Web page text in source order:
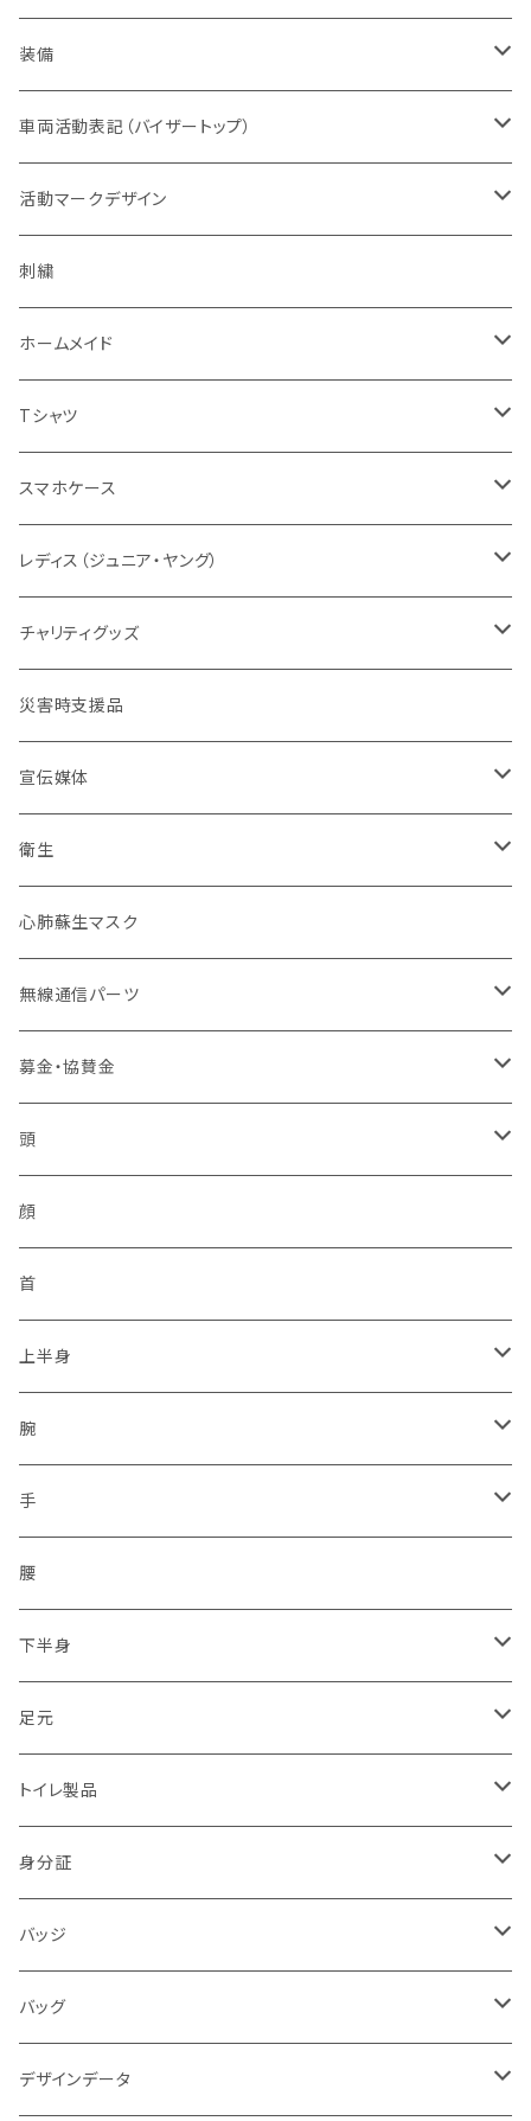
黄色系
キャップ・帽子
ベージュ系
乗車服&機動服
バッジ
パッチ（ワッペン）
キャップ・帽子
取扱権利（販売など）
オフィスウエア
パブ衣装
ナイトウエア
ステージ衣装
スポーツウエア
レディス対応（メンズサイズダウン）
レディスシルエット
ドライウエア
メンズ
ベスト
帽子
ベルト
バッグ
ポーチ
ブーツ
ソックス
パッド
BDU
ネイビーカラー
カムフラージュ
装備
ヘルメット
デルタブランド
乗車型
タクティカル
コンパクト
キャップ
刺繍
シルク印刷
フェイスマスク
メガネ
ショール
腕のガード
メーカー取り寄せ
セット販売
パッド
タクティカル
コンバット
ベルト
弾帯
安全帯
ローラーバックル
2ピン
刺繍IDプレート
刺繍
シルク印刷
ワッペン・パッチ
刺繍
プリント
ブーツ
本革
革張り
サイドジップ
コンバットソールパターン
タクティカルソールパターン
ポーチ
インソール
卸セット
バッジ
IDバッジ
所属バッジ
ベスト
反射
ラジオホルスター
ミリタリー
イヤフォン
シークレットサービス
セキュリティポリス
身分証ケース
本革
タテ型
腕章
差込プレート
刺繍
ソックス
車両
無線設備
車両活動表記（バイザートップ）
緊急時表示
警戒表示
オリジナル
通信
支援
情報
自警団
消防団
活動マークデザイン
活動チームマーク
刺繍
ホームメイド
エスコートエンジェル
セット
ガンスタンド
Tシャツ
オールジャパンコールサイン
レスキューオレンジ
民間防災
ISHIKAWA
HOKKAIDO DOUOU
北海道
東北管区
関東管区
中部管区
近畿管区
中国管区
四国管区
九州管区
格言
災害復興ブランド「KOKONI KITE」
チャリTシャツ
2016.04.14九州「熊本地震」
2011.03.11東北沖地震「東日本大震災」
通信ネットワーク
二輪・バイク隊
トライク（3輪）・バギー・ジープ隊
ドローン隊
防犯・警戒・警防活動隊
警察犬・検索犬・救助犬
消防
災害時支援
サバイバルゲーム
スマホケース
消防
警察
バイク
災害復興ブランド「KOKONI KITE」
チャリティ
レディス（ジュニア・ヤング）
ユニフォーム
ドライウェア
ユニフォーム
保安ツール
ブーツ
インナー
アンダーウエア（下着）
活動パンツ
チャリティグッズ
デザインデータ
災害時支援品
宣伝媒体
火事だ119冊子製本用データ
衛生
お掃除用品
コーティング
装飾
幸福
トイレ製品
非常用トイレ
感染予防
心肺蘇生マスク
無線通信パーツ
アンテナ
モービル
イヤフォン
募金・協賛金
輸入品販権
頭
ヘルメット
帽子
顔
首
上半身
ベスト
上着
腕
保護
手
保護
腰
下半身
ひざ
パンツ
足元
ブーツ
中敷
トイレ製品
簡易式
使い捨て
身分証
バッジ
災害時医療情報カード
バッジ
POLICE
映画
活動証
バッグ
キャラクター
デザインデータ